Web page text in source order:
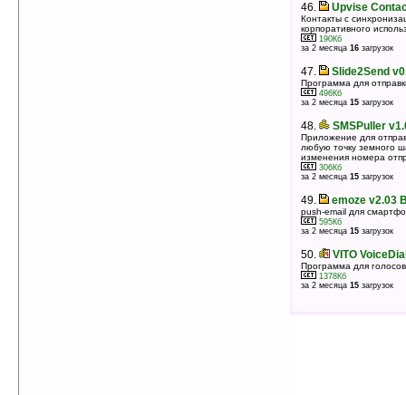
46. Upvise
Контакты с
корпоративного
190Кб
за 2 месяца 16 загрузок
47. Slide2Send
Программа для
496Кб
за 2 месяца 15 загрузок
48. SMSPuller
Приложение для
любую точку земного
изменения номера
306Кб
за 2 месяца 15 загрузок
49. emoze v2.03
push-email для
595Кб
за 2 месяца 15 загрузок
50. VITO
Программа для
1378Кб
за 2 месяца 15 загрузок